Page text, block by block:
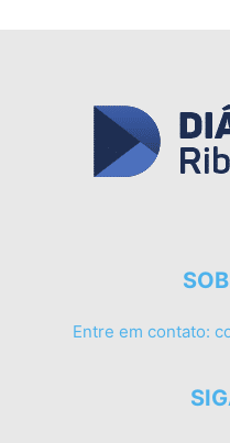
Entre em contato: